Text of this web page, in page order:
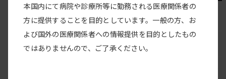
血友病トップ
Shared Decision Making
本国内にて病院や診療所等に勤務される医療関係者の
方に提供することを目的としています。一般の方、お
よび国外の医療関係者への情報提供を目的としたもの
ではありませんので、ご了承ください。